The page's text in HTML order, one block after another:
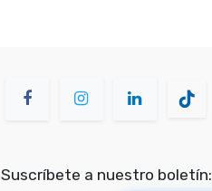
Suscríbete a nuestro boletín: